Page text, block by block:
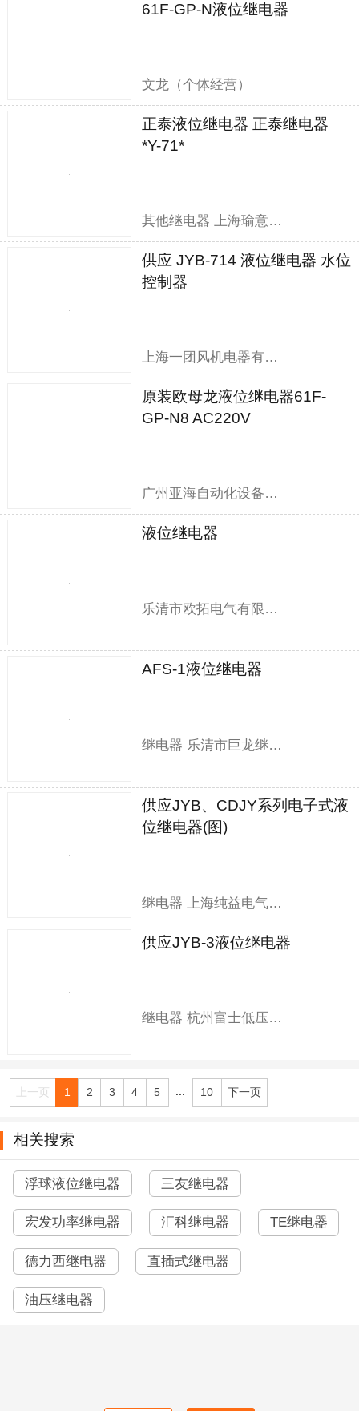
61F-GP-N液位继电器
文龙（个体经营）
正泰液位继电器 正泰继电器
*Y-71*
其他继电器 上海瑜意机电设备有限公司
供应 JYB-714 液位继电器 水位
控制器
上海一团风机电器有限公司
原装欧母龙液位继电器61F-
GP-N8 AC220V
广州亚海自动化设备有限公司
液位继电器
乐清市欧拓电气有限公司
AFS-1液位继电器
继电器 乐清市巨龙继电器有限公司
供应JYB、CDJY系列电子式液
位继电器(图)
继电器 上海纯益电气有限公司
供应JYB-3液位继电器
继电器 杭州富士低压电器有限公司
上一页 1 2 3 4 5 ... 10 下一页
相关搜索
浮球液位继电器 三友继电器
宏发功率继电器 汇科继电器 TE继电器
德力西继电器 直插式继电器
油压继电器